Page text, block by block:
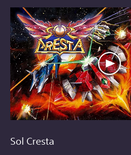
Sol Cresta